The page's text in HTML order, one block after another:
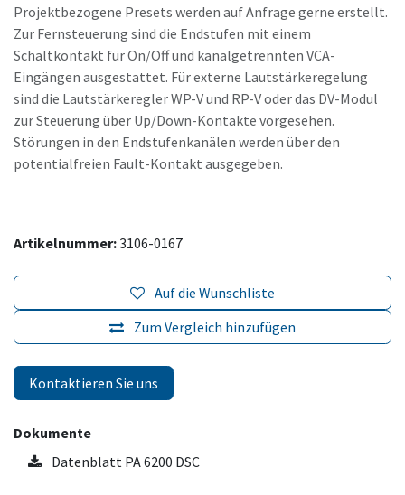
Projektbezogene Presets werden auf Anfrage gerne erstellt.
Zur Fernsteuerung sind die Endstufen mit einem
Schaltkontakt für On/Off und kanalgetrennten VCA-
Eingängen ausgestattet. Für externe Lautstärkeregelung
sind die Lautstärkeregler WP-V und RP-V oder das DV-Modul
zur Steuerung über Up/Down-Kontakte vorgesehen.
Störungen in den Endstufenkanälen werden über den
potentialfreien Fault-Kontakt ausgegeben.
Artikelnummer:3106-0167
Zum Vergleich hinzufügen
Auf die Wunschliste
Kontaktieren Sie uns
Dokumente
Datenblatt PA 6200 DSC